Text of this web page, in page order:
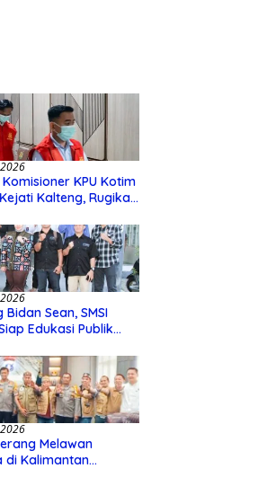
KPU Kotim
Kalteng, Rugikan
Miliar
Bidan Sean, SMSI
Edukasi Publik
Melawan
di Kalimantan